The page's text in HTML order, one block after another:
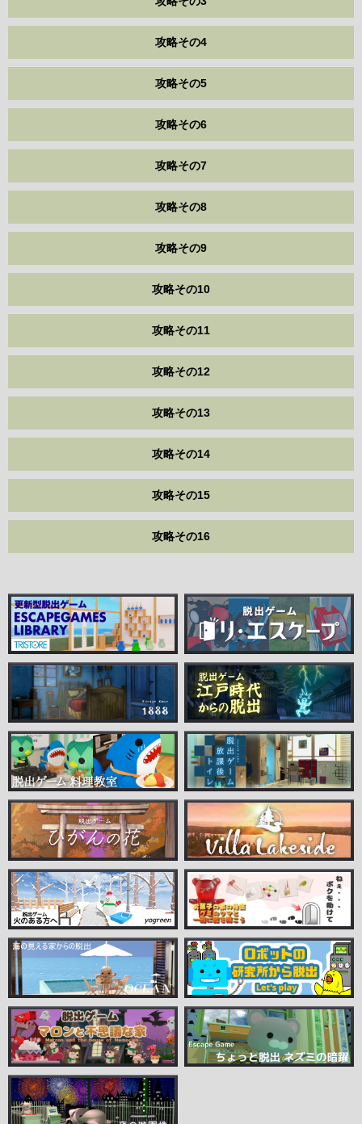
攻略その4
攻略その5
攻略その6
攻略その7
攻略その8
攻略その9
攻略その10
攻略その11
攻略その12
攻略その13
攻略その14
攻略その15
攻略その16